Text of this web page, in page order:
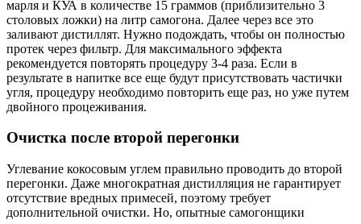
марля и КУА в количестве 15 граммов (приблизительно 3
столовых ложки) на литр самогона. Далее через все это
заливают дистиллят. Нужно подождать, чтобы он полностью
протек через фильтр. Для максимального эффекта
рекомендуется повторять процедуру 3-4 раза. Если в
результате в напитке все еще будут присутствовать частички
угля, процедуру необходимо повторить еще раз, но уже путем
двойного процеживания.
Очистка после второй перегонки
Углевание кокосовым углем правильно проводить до второй
перегонки. Даже многократная дистилляция не гарантирует
отсутствие вредных примесей, поэтому требует
дополнительной очистки. Но, опытные самогонщики